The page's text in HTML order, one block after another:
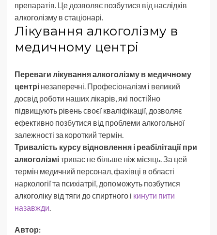
препаратів. Це дозволяє позбутися від наслідків
алкоголізму в стаціонарі.
Лікування алкоголізму в
медичному центрі
Переваги лікування алкоголізму в медичному
центрі незаперечні. Професіоналізм і великий
досвід роботи наших лікарів, які постійно
підвищують рівень своєї кваліфікації, дозволяє
ефективно позбутися від проблеми алкогольної
залежності за короткий термін.
Тривалість курсу відновлення і реабілітації при
алкоголізмітриває не більше ніж місяць. За цей
термін медичний персонал, фахівці в області
наркології та психіатрії, допоможуть позбутися
алкоголіку від тяги до спиртного і кинути пити
назавжди.
Автор: